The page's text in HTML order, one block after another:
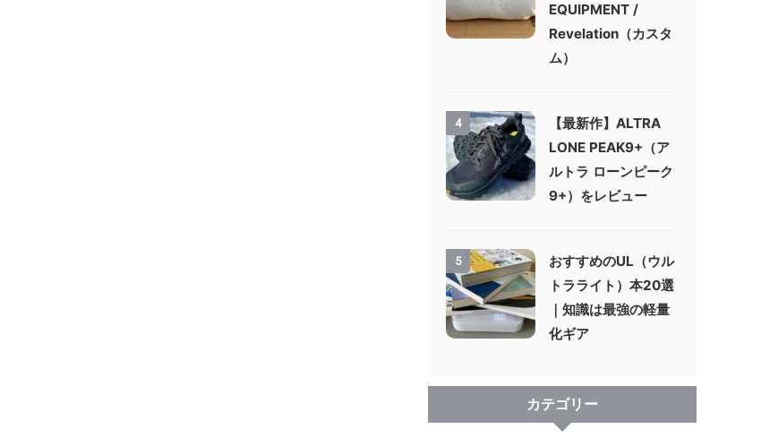
EQUIPMENT /
Revelation（カスタ
ム）
4
【最新作】ALTRA
LONE PEAK9+（ア
ルトラ ローンピーク
9+）をレビュー
5
おすすめのUL（ウル
トラライト）本20選
｜知識は最強の軽量
化ギア
カテゴリー